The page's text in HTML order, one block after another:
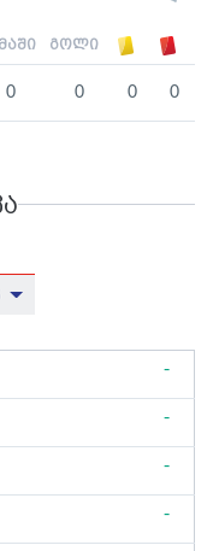
გოლი
0 0 0 0
-
-
-
-